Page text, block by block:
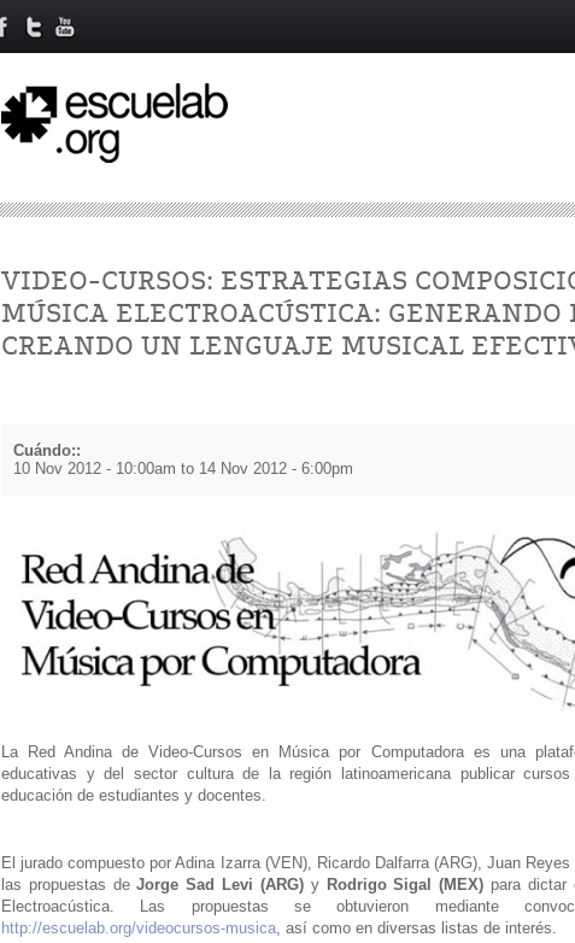
VIDEO-CURSOS: ESTRATEGIAS
MÚSICA ELECTROACÚSTICA:
CREANDO UN LENGUAJE MUSICAL
Cuándo::
10 Nov 2012 - 10:00am to 14 Nov 2012 - 6:00pm
La Red Andina de Video-Cursos en Música por Computadora es una
educativas y del sector cultura de la región latinoamericana publicar
educación de estudiantes y docentes.
El jurado compuesto por Adina Izarra (VEN), Ricardo Dalfarra (ARG), Juan
las propuestas deJorge Sad Levi (ARG)y Rodrigo Sigal (MEX) para dictar
Electroacústica. Las propuestas se obtuvieron mediante
http://escuelab.org/videocursos-musica, así como en diversas listas de interés.